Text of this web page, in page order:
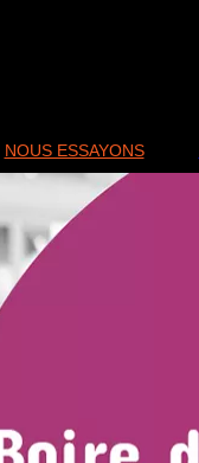
NOUS ESSAYONS